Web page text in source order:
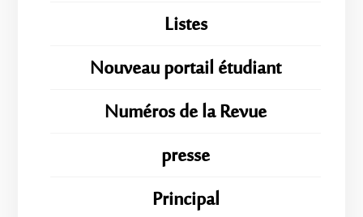
Listes
Nouveau portail étudiant
Numéros de la Revue
presse
Principal